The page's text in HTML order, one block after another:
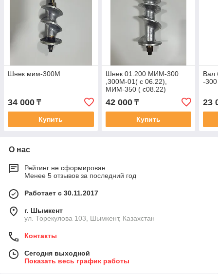
Шнек мим-300М
34 000 ₸
Купить
Шнек 01.200 МИМ-300
,300М-01( с 06.22),
МИМ-350 ( с08.22)
42 000₸
Купить
Вал
-300
23
О нас
Рейтинг не сформирован
Менее 5 отзывов за последний год
Работает с 30.11.2017
г. Шымкент
ул. Торекулова 103, Шымкент, Казахстан
Контакты
Сегодня выходной
Показать весь график работы